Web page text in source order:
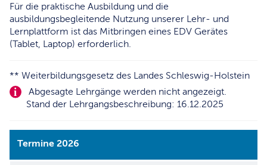
Für die praktische Ausbildung und die
ausbildungsbegleitende Nutzung unserer Lehr- und
Lernplattform ist das Mitbringen eines EDV Gerätes
(Tablet, Laptop) erforderlich.
** Weiterbildungsgesetz des Landes Schleswig-Holstein
Abgesagte Lehrgänge werden nicht angezeigt.
Stand der Lehrgangsbeschreibung: 16.12.2025
Termine 2026